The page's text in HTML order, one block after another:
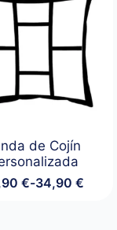
de Cojín
€-34,90 €
Rango